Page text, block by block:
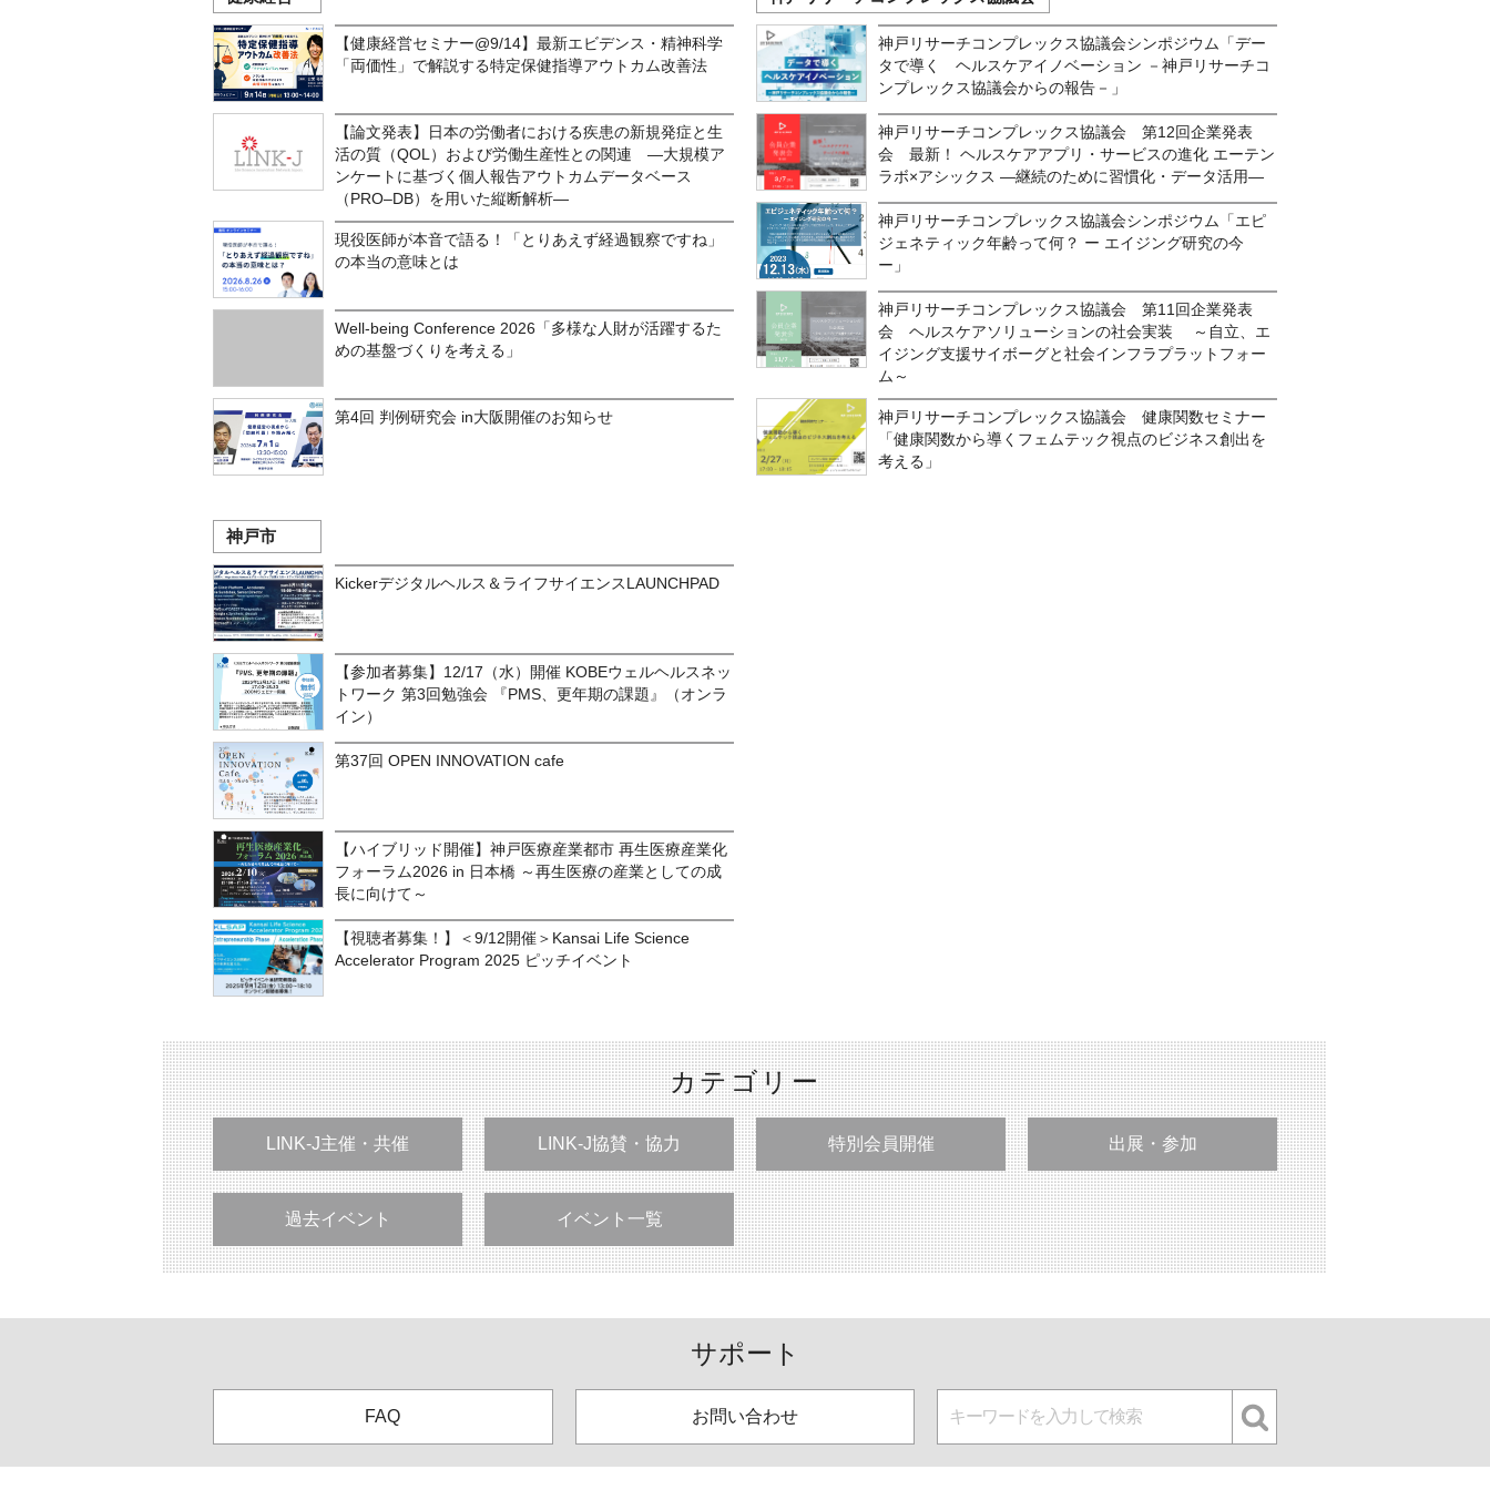
【健康経営セミナー@9/14】最新エビデンス・精神科学
「両価性」で解説する特定保健指導アウトカム改善法
【論文発表】日本の労働者における疾患の新規発症と生
活の質（QOL）および労働生産性との関連 ―大規模ア
ンケートに基づく個人報告アウトカムデータベース
（PRO‒DB）を用いた縦断解析―
現役医師が本音で語る！「とりあえず経過観察ですね」
の本当の意味とは
Well-being Conference 2026「多様な人財が活躍するた
めの基盤づくりを考える」
第4回 判例研究会 in大阪開催のお知らせ
神戸リサーチコンプレックス協議会シンポジウム「デー
タで導く ヘルスケアイノベーション －神戸リサーチコ
ンプレックス協議会からの報告－」
神戸リサーチコンプレックス協議会 第12回企業発表
会 最新！ ヘルスケアアプリ・サービスの進化 エーテン
ラボ×アシックス ―継続のために習慣化・データ活用―
神戸リサーチコンプレックス協議会シンポジウム「エピ
ジェネティック年齢って何？ ー エイジング研究の今
ー」
神戸リサーチコンプレックス協議会 第11回企業発表
会 ヘルスケアソリューションの社会実装 ～自立、エ
イジング支援サイボーグと社会インフラプラットフォー
ム～
神戸リサーチコンプレックス協議会 健康関数セミナー
「健康関数から導くフェムテック視点のビジネス創出を
考える」
神戸市
Kickerデジタルヘルス＆ライフサイエンスLAUNCHPAD
【参加者募集】12/17（水）開催 KOBEウェルヘルスネッ
トワーク 第3回勉強会 『PMS、更年期の課題』（オンラ
イン）
第37回 OPEN INNOVATION cafe
【ハイブリッド開催】神戸医療産業都市 再生医療産業化
フォーラム2026 in 日本橋 ～再生医療の産業としての成
長に向けて～
【視聴者募集！】＜9/12開催＞Kansai Life Science
Accelerator Program 2025 ピッチイベント
カテゴリー
LINK-J主催・共催 LINK-J協賛・協力 特別会員開催 出展・参加
過去イベント イベント一覧
サポート
FAQ お問い合わせ